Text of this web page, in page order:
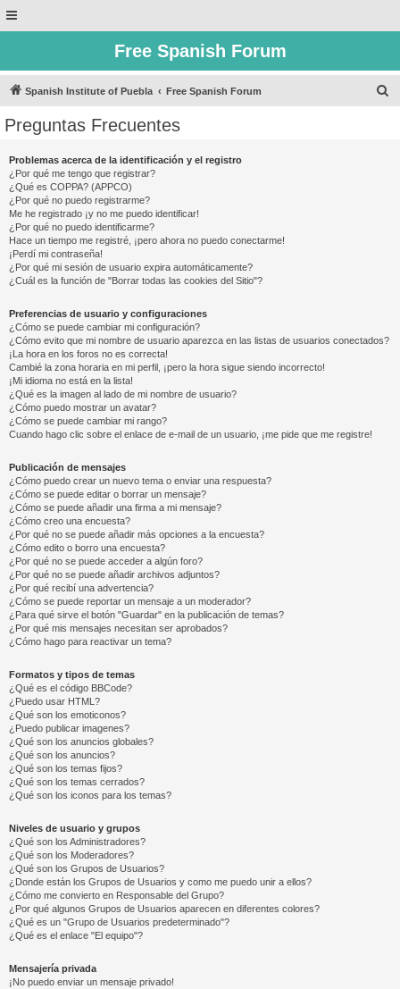
Free Spanish Forum
Spanish Institute of Puebla Free Spanish Forum
Preguntas Frecuentes
Problemas acerca de la identificación y el registro
¿Por qué me tengo que registrar?
¿Qué es COPPA? (APPCO)
¿Por qué no puedo registrarme?
Me he registrado ¡y no me puedo identificar!
¿Por qué no puedo identificarme?
Hace un tiempo me registré, ¡pero ahora no puedo conectarme!
¡Perdí mi contraseña!
¿Por qué mi sesión de usuario expira automáticamente?
¿Cuál es la función de "Borrar todas las cookies del Sitio"?
Preferencias de usuario y configuraciones
¿Cómo se puede cambiar mi configuración?
¿Cómo evito que mi nombre de usuario aparezca en las listas de usuarios conectados?
¡La hora en los foros no es correcta!
Cambié la zona horaria en mi perfil, ¡pero la hora sigue siendo incorrecto!
¡Mi idioma no está en la lista!
¿Qué es la imagen al lado de mi nombre de usuario?
¿Cómo puedo mostrar un avatar?
¿Cómo se puede cambiar mi rango?
Cuando hago clic sobre el enlace de e-mail de un usuario, ¡me pide que me registre!
Publicación de mensajes
¿Cómo puedo crear un nuevo tema o enviar una respuesta?
¿Cómo se puede editar o borrar un mensaje?
¿Cómo se puede añadir una firma a mi mensaje?
¿Cómo creo una encuesta?
¿Por qué no se puede añadir más opciones a la encuesta?
¿Cómo edito o borro una encuesta?
¿Por qué no se puede acceder a algún foro?
¿Por qué no se puede añadir archivos adjuntos?
¿Por qué recibí una advertencia?
¿Cómo se puede reportar un mensaje a un moderador?
¿Para qué sirve el botón "Guardar" en la publicación de temas?
¿Por qué mis mensajes necesitan ser aprobados?
¿Cómo hago para reactivar un tema?
Formatos y tipos de temas
¿Qué es el código BBCode?
¿Puedo usar HTML?
¿Qué son los emoticonos?
¿Puedo publicar imagenes?
¿Qué son los anuncios globales?
¿Qué son los anuncios?
¿Qué son los temas fijos?
¿Qué son los temas cerrados?
¿Qué son los iconos para los temas?
Niveles de usuario y grupos
¿Qué son los Administradores?
¿Qué son los Moderadores?
¿Qué son los Grupos de Usuarios?
¿Donde están los Grupos de Usuarios y como me puedo unir a ellos?
¿Cómo me convierto en Responsable del Grupo?
¿Por qué algunos Grupos de Usuarios aparecen en diferentes colores?
¿Qué es un "Grupo de Usuarios predeterminado"?
¿Qué es el enlace "El equipo"?
Mensajería privada
¡No puedo enviar un mensaje privado!